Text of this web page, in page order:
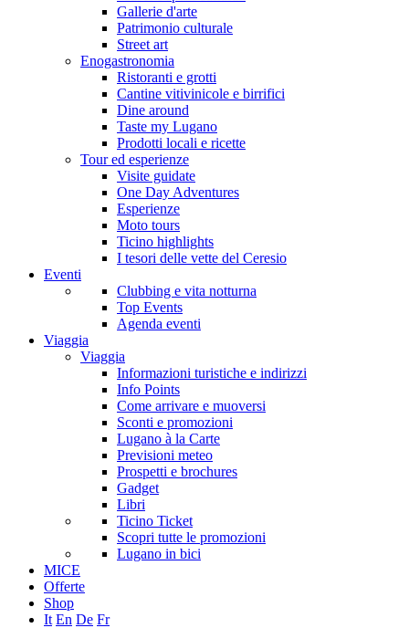
Gallerie d'arte
Patrimonio culturale
Street art
Enogastronomia
Ristoranti e grotti
Cantine vitivinicole e birrifici
Dine around
Taste my Lugano
Prodotti locali e ricette
Tour ed esperienze
Visite guidate
One Day Adventures
Esperienze
Moto tours
Ticino highlights
I tesori delle vette del Ceresio
Eventi
Clubbing e vita notturna
Top Events
Agenda eventi
Viaggia
Viaggia
Informazioni turistiche e indirizzi
Info Points
Come arrivare e muoversi
Sconti e promozioni
Lugano à la Carte
Previsioni meteo
Prospetti e brochures
Gadget
Libri
Ticino Ticket
Scopri tutte le promozioni
Lugano in bici
MICE
Offerte
Shop
It En De Fr